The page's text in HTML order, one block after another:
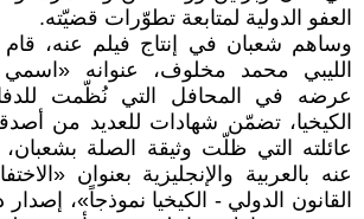
العفو الدولية لمتابعة تطوّرات قضيّته.
وساهم شعبان في إنتاج فيلم عنه، قام
الليبي محمد مخلوف، عنوانه
عرضه في المحافل التي نُظّمت
الكيخيا، تضمّن شهادات للعديد من
عائلته التي ظلّت وثيقة الصلة بشعبان،
عنه بالعربية والإنجليزية بعنوان
القانون الدولي - الكيخيا نموذجاً»،